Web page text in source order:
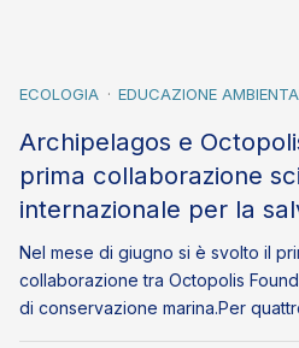
ECOLOGIA EDUCAZIONE
Archipelagos e
prima collaborazione
internazionale per la
Nel mese di giugno si è svolto il
collaborazione tra Octopolis
di conservazione marina.Per